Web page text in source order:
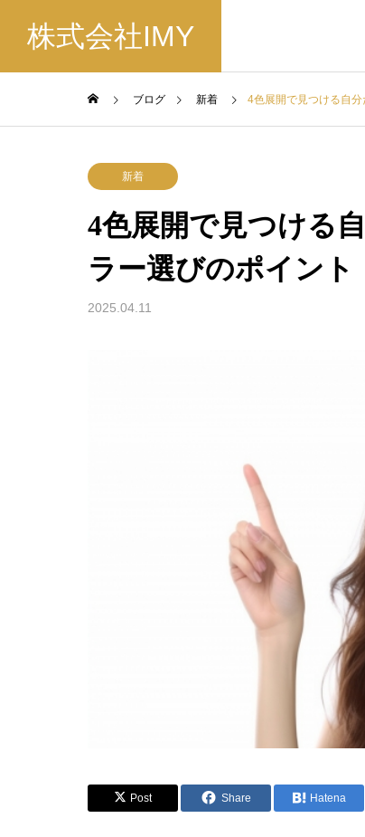
株式会社IMY
ブログ 新着 4色展開で見つける自
新着
4色展開で見つける
ラー選びのポイント
2025.04.11
Post Share Hatena